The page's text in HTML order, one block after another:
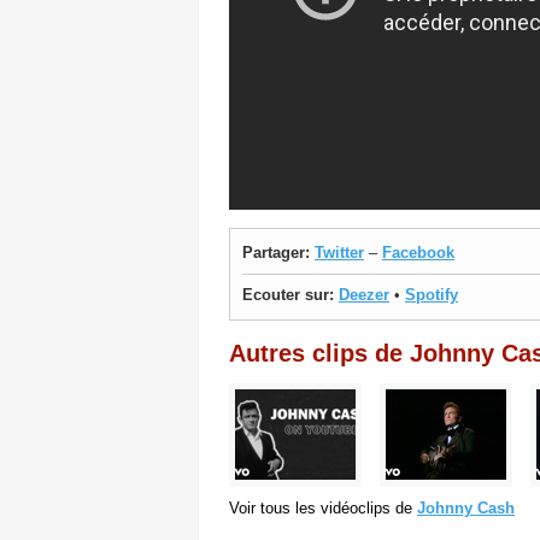
Partager: Twitter – Facebook
Ecouter sur: Deezer • Spotify
Autres clips de Johnny
Voir tous les vidéoclips de Johnny Cash